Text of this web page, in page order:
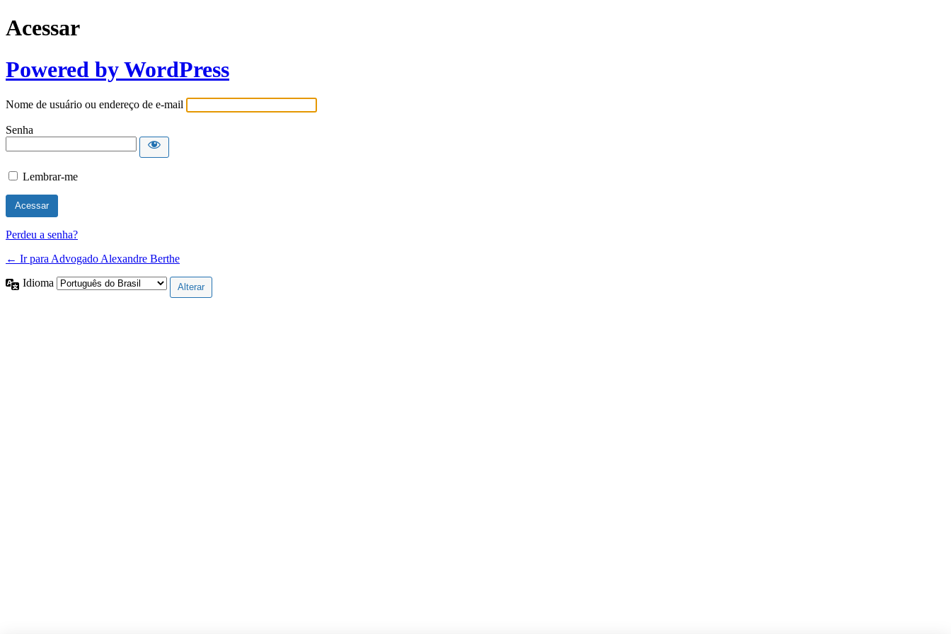
Acessar
Powered by WordPress
Nome de usuário ou endereço de e-mail
Senha
Lembrar-me
Perdeu a senha?
← Ir para Advogado Alexandre Berthe
Idioma